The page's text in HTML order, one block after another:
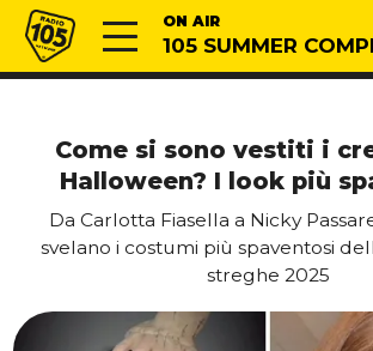
Vai al contenuto
Radio 105 ON AIR
105 SUMMER
Come si sono vestiti i
Halloween? I look più
Da Carlotta Fiasella a Nicky
svelano i costumi più spaventosi
streghe 2025